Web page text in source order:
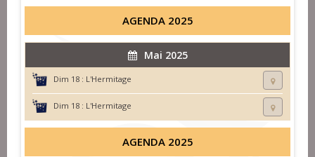
AGENDA 2025
Mai 2025
Dim 18 : L'Hermitage
Dim 18 : L'Hermitage
AGENDA 2025